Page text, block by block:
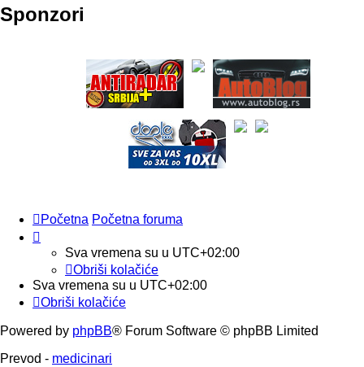
Sponzori
Početna Početna foruma
Sva vremena su u UTC+02:00
Obriši kolačiće
Sva vremena su u UTC+02:00
Obriši kolačiće
Powered by phpBB® Forum Software © phpBB Limited
Prevod - medicinari